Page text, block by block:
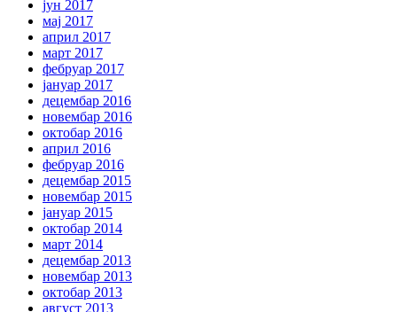
јун 2017
мај 2017
април 2017
март 2017
фебруар 2017
јануар 2017
децембар 2016
новембар 2016
октобар 2016
април 2016
фебруар 2016
децембар 2015
новембар 2015
јануар 2015
октобар 2014
март 2014
децембар 2013
новембар 2013
октобар 2013
август 2013